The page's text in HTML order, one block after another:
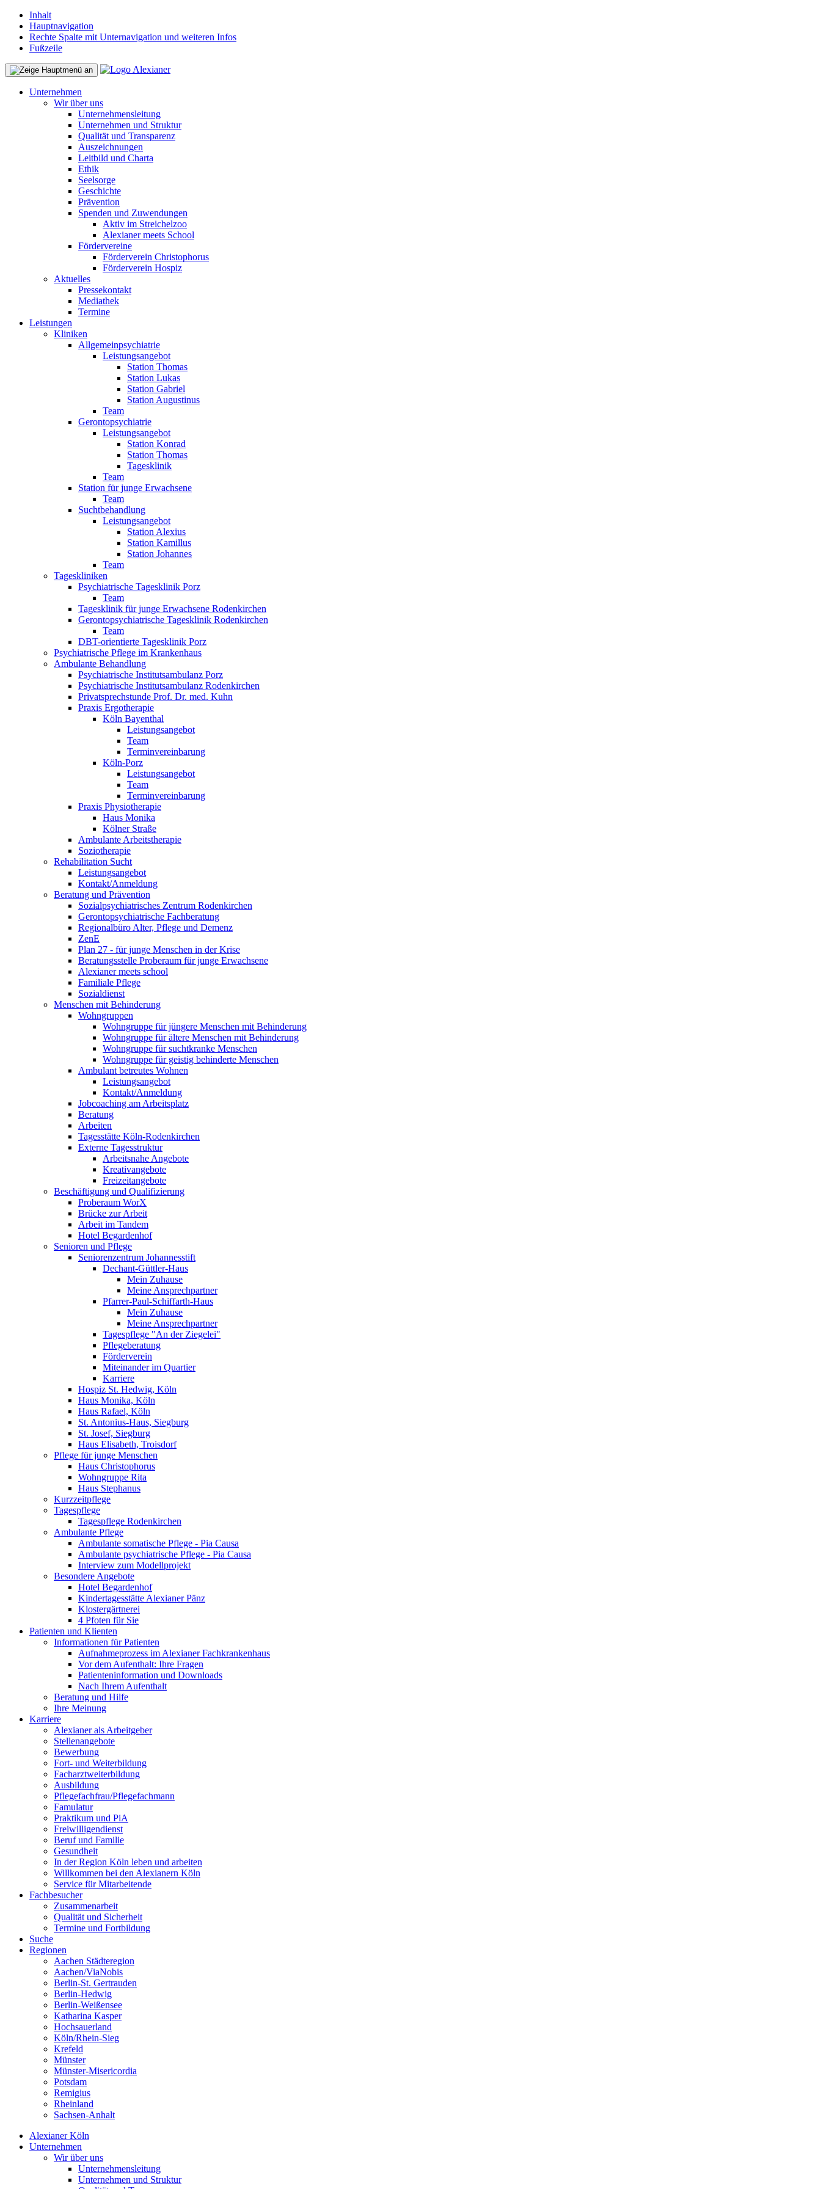
Inhalt
Hauptnavigation
Rechte Spalte mit Unternavigation und weiteren Infos
Fußzeile
Unternehmen
Wir über uns
Unternehmensleitung
Unternehmen und Struktur
Qualität und Transparenz
Auszeichnungen
Leitbild und Charta
Ethik
Seelsorge
Geschichte
Prävention
Spenden und Zuwendungen
Aktiv im Streichelzoo
Alexianer meets School
Fördervereine
Förderverein Christophorus
Förderverein Hospiz
Aktuelles
Pressekontakt
Mediathek
Termine
Leistungen
Kliniken
Allgemeinpsychiatrie
Leistungsangebot
Station Thomas
Station Lukas
Station Gabriel
Station Augustinus
Team
Gerontopsychiatrie
Leistungsangebot
Station Konrad
Station Thomas
Tagesklinik
Team
Station für junge Erwachsene
Team
Suchtbehandlung
Leistungsangebot
Station Alexius
Station Kamillus
Station Johannes
Team
Tageskliniken
Psychiatrische Tagesklinik Porz
Team
Tagesklinik für junge Erwachsene Rodenkirchen
Gerontopsychiatrische Tagesklinik Rodenkirchen
Team
DBT-orientierte Tagesklinik Porz
Psychiatrische Pflege im Krankenhaus
Ambulante Behandlung
Psychiatrische Institutsambulanz Porz
Psychiatrische Institutsambulanz Rodenkirchen
Privatsprechstunde Prof. Dr. med. Kuhn
Praxis Ergotherapie
Köln Bayenthal
Leistungsangebot
Team
Terminvereinbarung
Köln-Porz
Leistungsangebot
Team
Terminvereinbarung
Praxis Physiotherapie
Haus Monika
Kölner Straße
Ambulante Arbeitstherapie
Soziotherapie
Rehabilitation Sucht
Leistungsangebot
Kontakt/Anmeldung
Beratung und Prävention
Sozialpsychiatrisches Zentrum Rodenkirchen
Gerontopsychiatrische Fachberatung
Regionalbüro Alter, Pflege und Demenz
ZenE
Plan 27 - für junge Menschen in der Krise
Beratungsstelle Proberaum für junge Erwachsene
Alexianer meets school
Familiale Pflege
Sozialdienst
Menschen mit Behinderung
Wohngruppen
Wohngruppe für jüngere Menschen mit Behinderung
Wohngruppe für ältere Menschen mit Behinderung
Wohngruppe für suchtkranke Menschen
Wohngruppe für geistig behinderte Menschen
Ambulant betreutes Wohnen
Leistungsangebot
Kontakt/Anmeldung
Jobcoaching am Arbeitsplatz
Beratung
Arbeiten
Tagesstätte Köln-Rodenkirchen
Externe Tagesstruktur
Arbeitsnahe Angebote
Kreativangebote
Freizeitangebote
Beschäftigung und Qualifizierung
Proberaum WorX
Brücke zur Arbeit
Arbeit im Tandem
Hotel Begardenhof
Senioren und Pflege
Seniorenzentrum Johannesstift
Dechant-Güttler-Haus
Mein Zuhause
Meine Ansprechpartner
Pfarrer-Paul-Schiffarth-Haus
Mein Zuhause
Meine Ansprechpartner
Tagespflege "An der Ziegelei"
Pflegeberatung
Förderverein
Miteinander im Quartier
Karriere
Hospiz St. Hedwig, Köln
Haus Monika, Köln
Haus Rafael, Köln
St. Antonius-Haus, Siegburg
St. Josef, Siegburg
Haus Elisabeth, Troisdorf
Pflege für junge Menschen
Haus Christophorus
Wohngruppe Rita
Haus Stephanus
Kurzzeitpflege
Tagespflege
Tagespflege Rodenkirchen
Ambulante Pflege
Ambulante somatische Pflege - Pia Causa
Ambulante psychiatrische Pflege - Pia Causa
Interview zum Modellprojekt
Besondere Angebote
Hotel Begardenhof
Kindertagesstätte Alexianer Pänz
Klostergärtnerei
4 Pfoten für Sie
Patienten und Klienten
Informationen für Patienten
Aufnahmeprozess im Alexianer Fachkrankenhaus
Vor dem Aufenthalt: Ihre Fragen
Patienteninformation und Downloads
Nach Ihrem Aufenthalt
Beratung und Hilfe
Ihre Meinung
Karriere
Alexianer als Arbeitgeber
Stellenangebote
Bewerbung
Fort- und Weiterbildung
Facharztweiterbildung
Ausbildung
Pflegefachfrau/Pflegefachmann
Famulatur
Praktikum und PiA
Freiwilligendienst
Beruf und Familie
Gesundheit
In der Region Köln leben und arbeiten
Willkommen bei den Alexianern Köln
Service für Mitarbeitende
Fachbesucher
Zusammenarbeit
Qualität und Sicherheit
Termine und Fortbildung
Suche
Regionen
Aachen Städteregion
Aachen/ViaNobis
Berlin-St. Gertrauden
Berlin-Hedwig
Berlin-Weißensee
Katharina Kasper
Hochsauerland
Köln/Rhein-Sieg
Krefeld
Münster
Münster-Misericordia
Potsdam
Remigius
Rheinland
Sachsen-Anhalt
Alexianer Köln
Unternehmen
Wir über uns
Unternehmensleitung
Unternehmen und Struktur